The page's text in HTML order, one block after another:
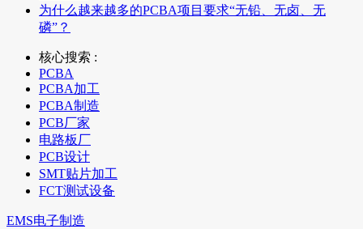
为什么越来越多的PCBA项目要求“无铅、无卤、无
磷”？
核心搜索 :
PCBA
PCBA加工
PCBA制造
PCB厂家
电路板厂
PCB设计
SMT贴片加工
FCT测试设备
EMS电子制造